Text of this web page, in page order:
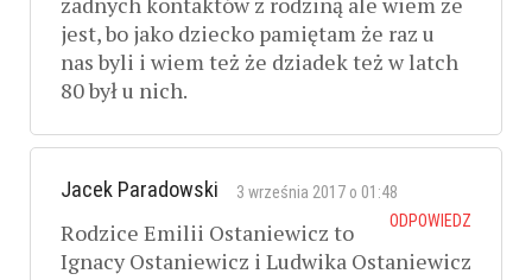
jest, bo jako dziecko pamiętam że raz u
nas byli i wiem też że dziadek też w latch
80 był u nich.
Jacek Paradowski
3 września 2017 o 01:48
ODPOWIEDZ
Rodzice Emilii Ostaniewicz to
Ignacy Ostaniewicz i Ludwika Ostaniewicz